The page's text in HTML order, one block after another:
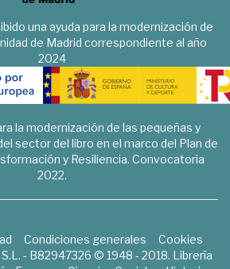
una ayuda para la modernización de
de Madrid correspondiente al año
2024
la modernización de las pequeñas y
sector del libro en el marco del Plan de
y Resiliencia. Convocatoria
2022.
Condiciones generales
Cookies
- B82947326 © 1948 - 2018. Librería